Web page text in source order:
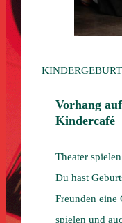
Vorhang
Kindercafé
Theater
Du hast
Freunden eine
spielen und